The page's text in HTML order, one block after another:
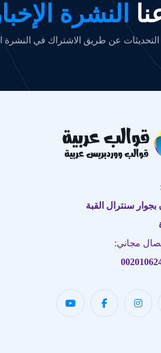
النشرة
عن طريق الاشتراك في النشرة
بجوار سنترال القبة